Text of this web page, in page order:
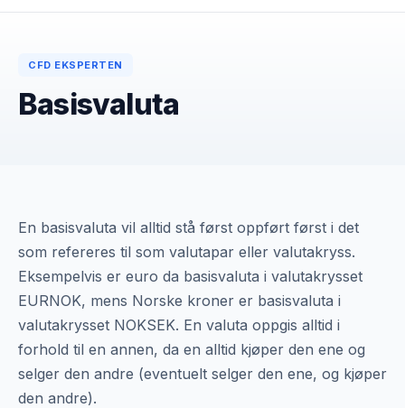
CFD EKSPERTEN
Basisvaluta
En basisvaluta vil alltid stå først oppført først i det
som refereres til som valutapar eller valutakryss.
Eksempelvis er euro da basisvaluta i valutakrysset
EURNOK, mens Norske kroner er basisvaluta i
valutakrysset NOKSEK. En valuta oppgis alltid i
forhold til en annen, da en alltid kjøper den ene og
selger den andre (eventuelt selger den ene, og kjøper
den andre).